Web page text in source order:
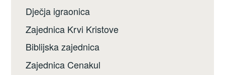
Dječja igraonica
Zajednica Krvi Kristove
Biblijska zajednica
Zajednica Cenakul